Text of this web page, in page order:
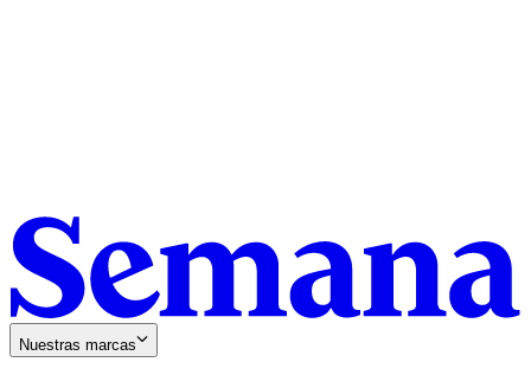
Nuestras marcas